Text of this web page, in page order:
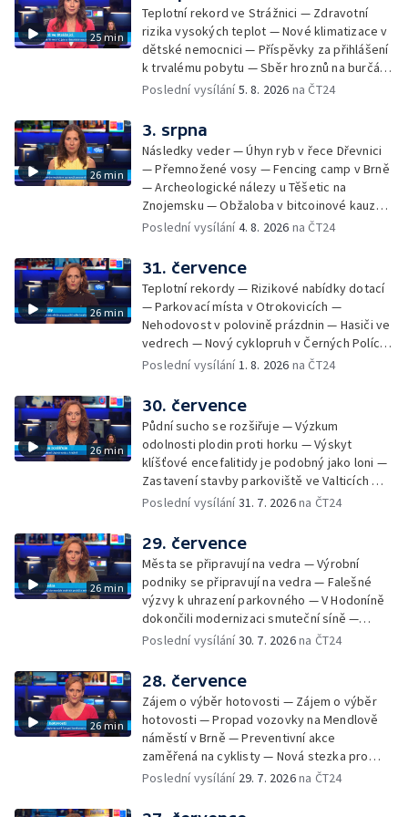
festival — Očkování po kousnutí netopýrem
25 min
Teplotní rekord ve Strážnici — Zdravotní
rizika vysokých teplot — Nové klimatizace v
dětské nemocnici — Příspěvky za přihlášení
k trvalému pobytu — Sběr hroznů na burčák
— Dokončení oprav vedení — Skončil termín
vody v obcích — Vyschlá koryta potoků —
Sdílení strážníků na Brněnsku
Poslední vysílání5. 8. 2026 na ČT24
26 min
3. srpna
Následky veder — Úhyn ryb v řece Dřevnici
— Přemnožené vosy — Fencing camp v Brně
— Archeologické nálezy u Těšetic na
Znojemsku — Obžaloba v bitcoinové kauze
— Přestavba silnice přes Bzenec na
Zašové — Letní opravy divadel — Český hlas
ve vesmíru
Poslední vysílání4. 8. 2026 na ČT24
26 min
31. července
Teplotní rekordy — Rizikové nabídky dotací
— Parkovací místa v Otrokovicích —
Nehodovost v polovině prázdnin — Hasiči ve
vedrech — Nový cyklopruh v Černých Polích
— Květinová výstava ve Věžkách
Poslední vysílání1. 8. 2026 na ČT24
26 min
30. července
Půdní sucho se rozšiřuje — Výzkum
odolnosti plodin proti horku — Výskyt
klíšťové encefalitidy je podobný jako loni —
Zastavení stavby parkoviště ve Valticích —
Spor o lokalitu lesa v Rožnově pod
organismus — Kybernetický incident na
Masarykově univerzitě — Slavnostní
vyřazení absolventů Univerzity obran —
Letní kurzy umění pro mladé — Mobilní
kurníky pomáhají na poli
Poslední vysílání31. 7. 2026na ČT24
26 min
29. července
Města se připravují na vedra — Výrobní
podniky se připravují na vedra — Falešné
výzvy k uhrazení parkovného — V Hodoníně
dokončili modernizaci smuteční síně —
Chybějící toalety u dětských hřišť —
bývalého nákupního domu Letná — Končí 52.
ročník Letní filmové školy — 3. ročník
komunitní akce Stůl ve středu — Cesta na
podporu paliativní péče
Poslední vysílání30. 7. 2026na ČT24
26 min
28. července
Zájem o výběr hotovosti — Zájem o výběr
hotovosti — Propad vozovky na Mendlově
náměstí v Brně — Preventivní akce
zaměřená na cyklisty — Nová stezka pro
cyklisty na Zlínsku — Letecká linka mezi
pozorovat zatmění Slunce — Den AČFK na
Poslední vysílání 29. 7. 2026na ČT24